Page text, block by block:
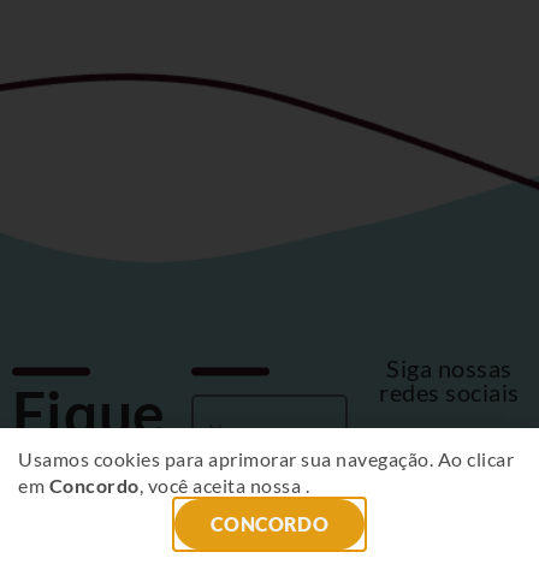
Fique
por
dentro
Siga nossas
redes sociais
CONCORDO
Usamos cookies para aprimorar sua navegação. Ao clicar
em Concordo, você aceita nossa .